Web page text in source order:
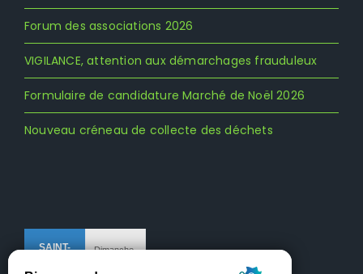
Forum des associations 2026
VIGILANCE, attention aux démarchages frauduleux
Formulaire de candidature Marché de Noël 2026
Nouveau créneau de collecte des déchets